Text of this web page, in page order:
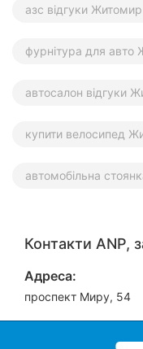
азс відгуки Житомир
фурнітура для авто
автосалон відгуки
купити велосипед
автомобільна
Контакти ANP,
Адреса:
проспект Миру, 54